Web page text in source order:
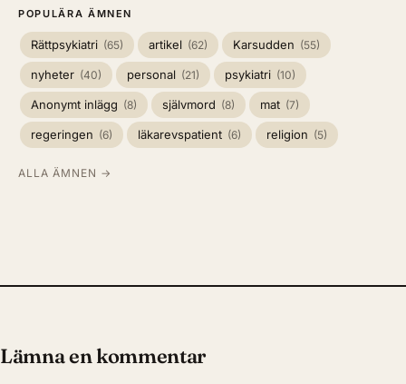
POPULÄRA ÄMNEN
Rättpsykiatri (65) artikel (62) Karsudden (55)
nyheter (40) personal (21) psykiatri (10)
Anonymt inlägg (8) självmord (8) mat (7)
regeringen (6) läkarevspatient (6) religion (5)
ALLA ÄMNEN →
Lämna en kommentar